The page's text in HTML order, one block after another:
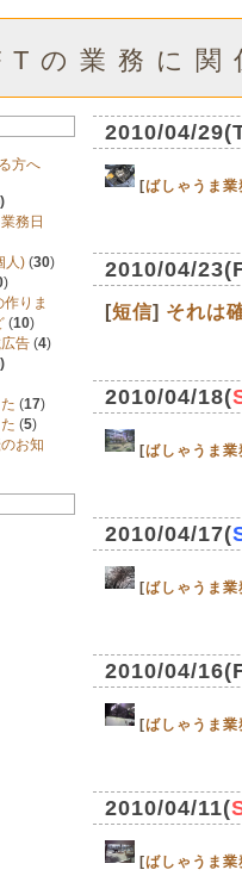
の業務に
方へ
務日
人) (30)
)
作りま
(10)
告 (4)
(17)
(5)
お知
2010/04/29(
[ばしゃうま業
2010/04/23(
[短信] それは
2010/04/18(
[ばしゃうま業
2010/04/17(
[ばしゃうま業
2010/04/16(
[ばしゃうま業
2010/04/11(
[ばしゃうま業